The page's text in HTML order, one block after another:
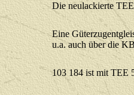
Die neulackierte
Eine
u.a. auch über die
103 184 ist mit TEE